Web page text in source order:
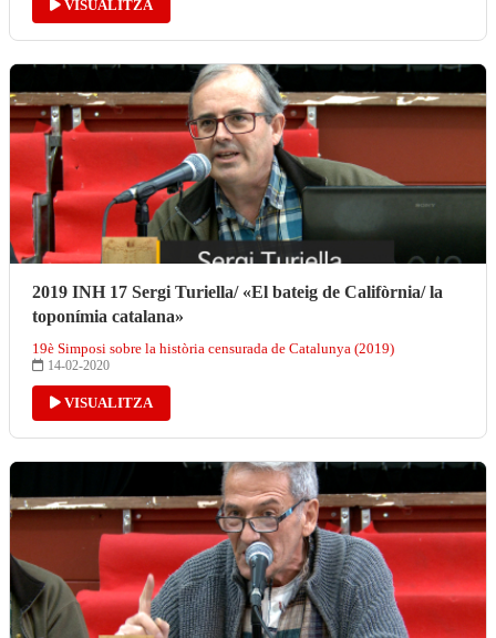
VISUALITZA
2019 INH 17 Sergi Turiella/ «El bateig de Califòrnia/ la
toponímia catalana»
19è Simposi sobre la història censurada de Catalunya (2019)
14-02-2020
VISUALITZA